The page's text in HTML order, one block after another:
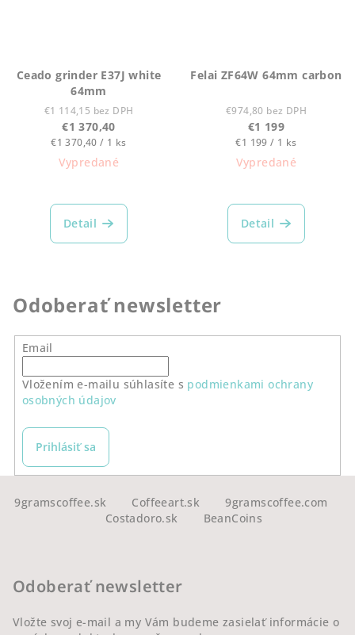
Ceado grinder E37J white
64mm
€1 114,15 bez DPH
€1 370,40
Jednotková
cena:
€1 370,40 / 1 ks
Vypredané
Detail
Felai ZF64W 64mm carbon
€974,80 bez DPH
€1 199
Jednotková
cena:
€1 199 / 1 ks
Vypredané
Detail
Odoberať newsletter
Email
Vložením e-mailu súhlasíte s podmienkami ochrany
osobných údajov
Prihlásiť sa
9gramscoffee.sk Coffeeart.sk
9gramscoffee.com
Costadoro.sk
BeanCoins
Odoberať newsletter
Vložte svoj e-mail a my Vám budeme zasielať informácie o